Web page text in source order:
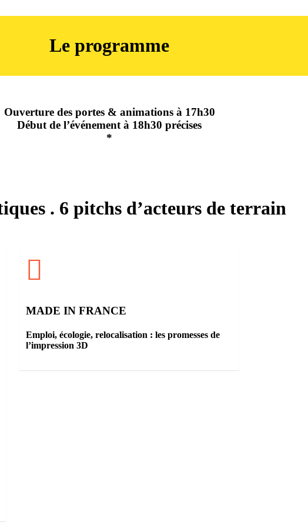
Le programme
Ouverture des portes & animations à 17h30
Début de l’événement à 18h30 précises
*
. 6 pitchs d’acteurs de terrain
MADE IN FRANCE
Emploi, écologie, relocalisation : les promesses de
l’impression 3D